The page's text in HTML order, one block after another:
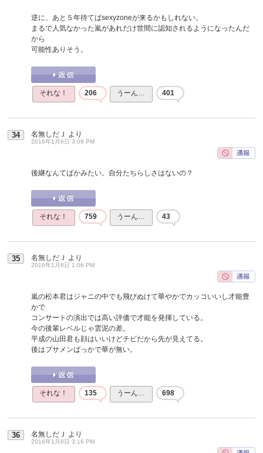
逆に、あと５年待てばsexyzoneが来るかもしれない。
まるで人気なかった嵐があれだけ世間に認知されるようになったんだ
から
可能性ありそう。
それな！ 206 うーん… 401
34 名無しだＪ より
2016年1月6日 3:08 PM
後継なんてばかみたい。自分たちらしさはないの？
それな！ 759 うーん… 43
35 名無しだＪ より
2016年1月8日 1:06 PM
嵐の松本君はジャニの中でも飛びぬけて華やかでカッコいいし才能豊
かで
コンサートの演出では高い評価で才能を発揮している。
今の後輩レベルじゃ雲泥の差。
平成の山田君も顔はいいけどチビだから先が見えてる。
後はブサメンばっかで華が無い。
それな！ 135 うーん… 698
36 名無しだＪ より
2016年1月8日 3:16 PM